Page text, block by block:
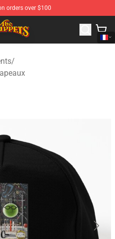
orders over $100
The Muppets Merchandise
/